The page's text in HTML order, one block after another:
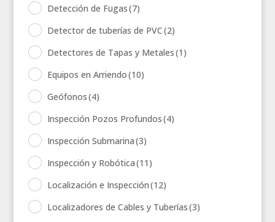
Detección de Fugas(7)
Detector de tuberías de PVC(2)
Detectores de Tapas y Metales(1)
Equipos en Arriendo(10)
Geófonos(4)
Inspección Pozos Profundos(4)
Inspección Submarina(3)
Inspección y Robótica(11)
Localización e Inspección(12)
Localizadores de Cables y Tuberías(3)